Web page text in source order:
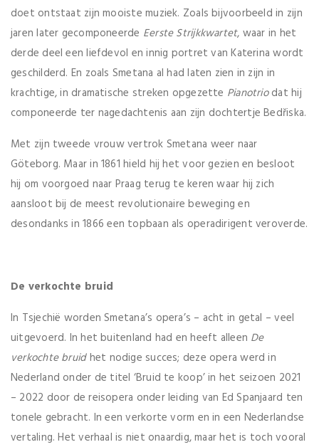
doet ontstaat zijn mooiste muziek. Zoals bijvoorbeeld in zijn
jaren later gecomponeerde Eerste Strijkkwartet, waar in het
derde deel een liefdevol en innig portret van Katerina wordt
geschilderd. En zoals Smetana al had laten zien in zijn in
krachtige, in dramatische streken opgezette Pianotriodat hij
componeerde ter nagedachtenis aan zijn dochtertje Bedřiska.
Met zijn tweede vrouw vertrok Smetana weer naar
Göteborg. Maar in 1861 hield hij het voor gezien en besloot
hij om voorgoed naar Praag terug te keren waar hij zich
aansloot bij de meest revolutionaire beweging en
desondanks in 1866 een topbaan als operadirigent veroverde.
De verkochte bruid
In Tsjechië worden Smetana’s opera’s – acht in getal – veel
uitgevoerd. In het buitenland had en heeft alleen De
verkochte bruidhet nodige succes; deze opera werd in
Nederland onder de titel ‘Bruid te koop’ in het seizoen 2021
– 2022 door de reisopera onder leiding van Ed Spanjaard ten
tonele gebracht. In een verkorte vorm en in een Nederlandse
vertaling. Het verhaal is niet onaardig, maar het is toch vooral